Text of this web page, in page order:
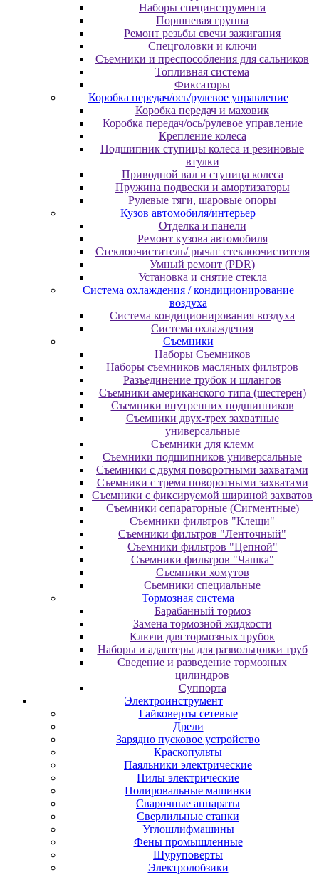
Наборы специнструмента
Поршневая группа
Ремонт резьбы свечи зажигания
Спецголовки и ключи
Съемники и преспособления для сальников
Топливная система
Фиксаторы
Коробка передач/ось/рулевое управление
Коробка передач и маховик
Коробка передач/ось/рулевое управление
Крепление колеса
Подшипник ступицы колеса и резиновые
втулки
Приводной вал и ступица колеса
Пружина подвески и амортизаторы
Рулевые тяги, шаровые опоры
Кузов автомобиля/интерьер
Отделка и панели
Ремонт кузова автомобиля
Стеклоочиститель/ рычаг стеклоочистителя
Умный ремонт (PDR)
Установка и снятие стекла
Система охлаждения / кондиционирование
воздуха
Система кондиционирования воздуха
Система охлаждения
Съемники
Наборы Съемников
Наборы съемников масляных фильтров
Разъединение трубок и шлангов
Съемники американского типа (шестерен)
Съемники внутренних подшипников
Съемники двух-трех захватные
универсальные
Съемники для клемм
Съемники подшипников универсальные
Съемники с двумя поворотными захватами
Съемники с тремя поворотными захватами
Съемники с фиксируемой шириной захватов
Съемники сепараторные (Сигментные)
Съемники фильтров "Клещи"
Съемники фильтров "Ленточный"
Съемники фильтров "Цепной"
Съемники фильтров "Чашка"
Съемники хомутов
Сьемники специальные
Тормозная система
Барабанный тормоз
Замена тормозной жидкости
Ключи для тормозных трубок
Наборы и адаптеры для развольцовки труб
Сведение и разведение тормозных
цилиндров
Суппорта
Электроинструмент
Гайковерты сетевые
Дрели
Зарядно пусковое устройство
Краскопульты
Паяльники электрические
Пилы электрические
Полировальные машинки
Сварочные аппараты
Сверлильные станки
Углошлифмашины
Фены промышленные
Шуруповерты
Электролобзики